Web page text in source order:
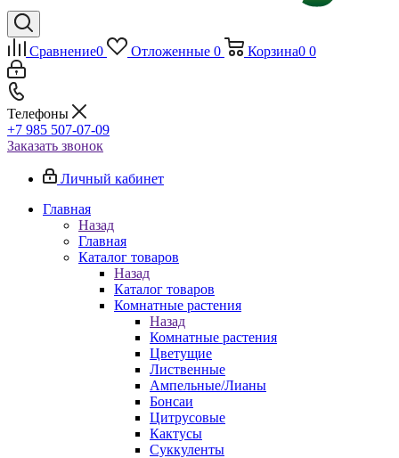
Сравнение0 Отложенные 0 Корзина0 0
Телефоны
+7 985 507-07-09
Заказать звонок
Личный кабинет
Главная
Назад
Главная
Каталог товаров
Назад
Каталог товаров
Комнатные растения
Назад
Комнатные растения
Цветущие
Лиственные
Ампельные/Лианы
Бонсаи
Цитрусовые
Кактусы
Суккуленты